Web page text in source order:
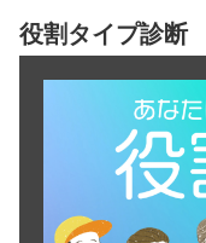
役割タイプ診断